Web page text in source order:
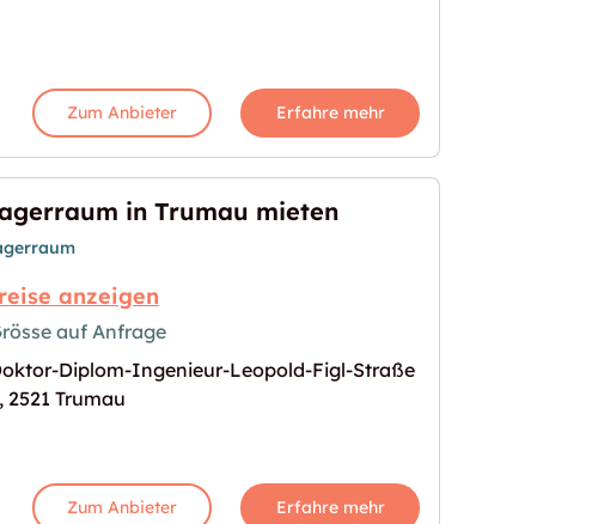
Zum Anbieter Erfahre mehr
Bild für "Lagerraum in Trumau mieten"
in Trumau mieten
anzeigen
auf Anfrage
Diplom-Ingenieur-Leopold-Figl-Straße
2521 Trumau
Zum Anbieter Erfahre mehr